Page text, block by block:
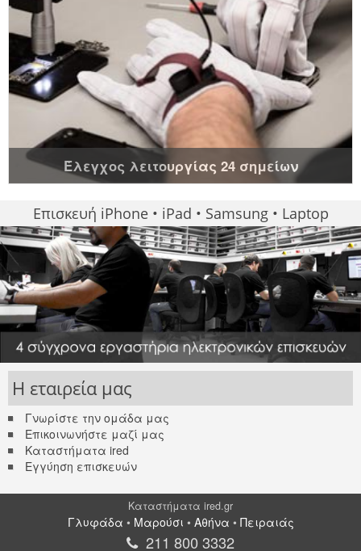
Έλεγχος λειτουργίας 24 σημείων
Επισκευή iPhone • iPad • Samsung • Laptop
Η εταιρεία μας
Γνωρίστε την ομάδα μας
Επικοινωνήστε μαζί μας
Καταστήματα ired
Εγγύηση επισκευών
Καταστήματα ired.gr
Γλυφάδα • Μαρούσι • Αθήνα • Πειραιάς
211 800 3332